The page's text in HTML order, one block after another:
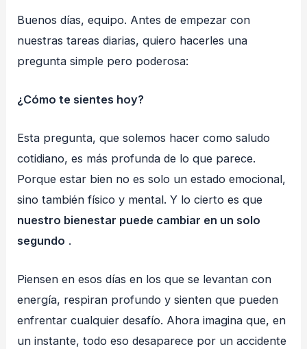
Buenos días, equipo. Antes de empezar con
nuestras tareas diarias, quiero hacerles una
pregunta simple pero poderosa:
¿Cómo te sientes hoy?
Esta pregunta, que solemos hacer como saludo
cotidiano, es más profunda de lo que parece.
Porque estar bien no es solo un estado emocional,
sino también físico y mental. Y lo cierto es que
nuestro bienestar puede cambiar en un solo
segundo .
Piensen en esos días en los que se levantan con
energía, respiran profundo y sienten que pueden
enfrentar cualquier desafío. Ahora imagina que, en
un instante, todo eso desaparece por un accidente